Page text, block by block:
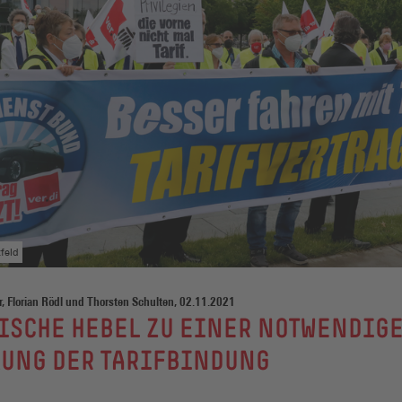
Florian Rödl und Thorsten Schulten, 02.11.2021
HEBEL ZU EINER
DER TARIFBINDUNG